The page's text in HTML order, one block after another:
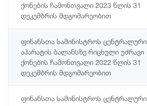
ქონების ჩამონთვალი 2023 წლის 31
დეკემბრის მდგომარეობით
ფინანსთა სამინისტროს ცენტრალური
აპარატის ბალანსზე რიცხული უძრავი
ქონების ჩამონთვალი 2022 წლის 31
დეკემბრის მდგომარეობით
ფინანსთა სამინისტროს ცენტრალური